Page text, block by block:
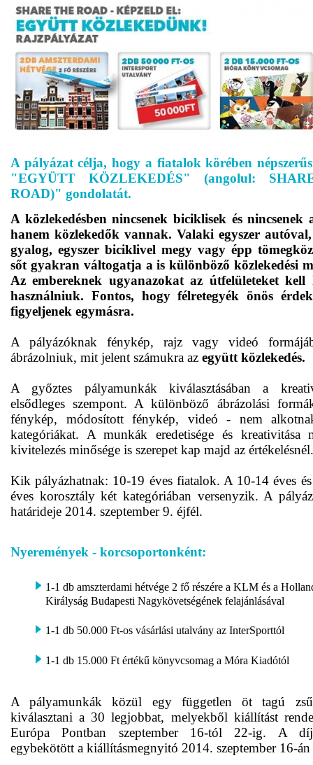
A pályázat célja, hogy a fiatalok körében
"EGYÜTT KÖZLEKEDÉS" (angolul:
ROAD)" gondolatát.
A közlekedésben nincsenek biciklisek és nincsenek
hanem közlekedők vannak. Valaki egyszer autóval,
gyalog, egyszer biciklivel megy vagy épp
sőt gyakran váltogatja a is különböző közlekedési
Az embereknek ugyanazokat az útfelületeket kell
használniuk. Fontos, hogy félretegyékönös
figyeljenek egymásra.
A pályázóknak fénykép, rajz vagy videó
ábrázolniuk, mit jelent számukra az együtt közlekedés.
A győztes pályamunkák kiválasztásában a
elsődleges szempont. A különböző ábrázolási
fénykép, módosított fénykép, videó - nem
kategóriákat. A munkák eredetisége és kreativitása
kivitelezés minősége is szerepet kap majd az értékelésnél.
Kik pályázhatnak: 10-19 éves fiatalok. A 10-14 éves
éves korosztály két kategóriában versenyzik. A
határideje 2014. szeptember 9. éjfél.
Nyeremények - korcsoportonként:
1-1 db amszterdami hétvége 2 fő részére a KLM és a
Királyság Budapesti Nagykövetségének felajánlásával
1-1 db 50.000 Ft-os vásárlási utalvány az InterSporttól
1-1 db 15.000 Ft értékű könyvcsomag a Móra Kiadótól
A pályamunkák közül egy független öt tagú
kiválasztani a 30 legjobbat, melyekből kiállítást
Európa Pontban szeptember 16-tól 22-ig. A
egybekötött a kiállításmegnyitó 2014. szeptember 16-